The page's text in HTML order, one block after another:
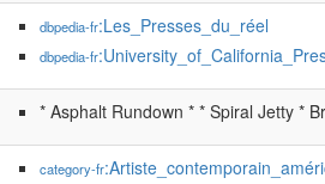
dbpedia-fr:Les_Presses_du_réel
dbpedia-fr
* Asphalt Rundown * * Spiral Jetty *
category-fr